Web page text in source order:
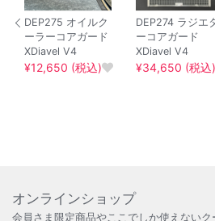
DEP275 オイルク
ーラーコアガード
XDiavel V4
¥12,650 (税込)
DEP274 ラジエ
ーコアガード
XDiavel V4
¥34,650 (税込)
オンラインショップ
会員さま限定商品やここでしか使えない